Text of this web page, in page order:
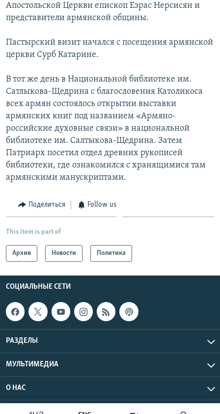
English
Все сайты Радио Азатутюн
Апостольской Церкви епископ Езрас Нерсисян и
представители армянской общины.
Пастырский визит начался с посещения армянской
церкви Сурб Катарине.
В тот же день в Национальной библиотеке им.
Сатлыкова-Щедрина с благословения Католикоса
всех армян состоялось открытии выставки
армянских книг под названием «Армяно-
российские духовные связи» в национальной
библиотеке им. Салтыкова-Щедрина. Затем
Патриарх посетил отдел древних рукописей
библиотеки, где ознакомился с хранящимися там
армянскими манускриптами.
Поделиться Follow us
This item is part of
Архив Новости Политика
СОЦИАЛЬНЫЕ СЕТИ
РАЗДЕЛЫ
МУЛЬТИМЕДИА
О НАС